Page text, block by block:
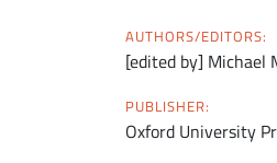
AUTHORS/EDITORS:
[edited by] Michael
PUBLISHER:
Oxford University